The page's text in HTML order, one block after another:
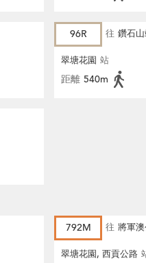
96R 往 鑽石
翠塘花園 站
距離 540m
792M 往 將軍
翠塘花園, 西貢公路